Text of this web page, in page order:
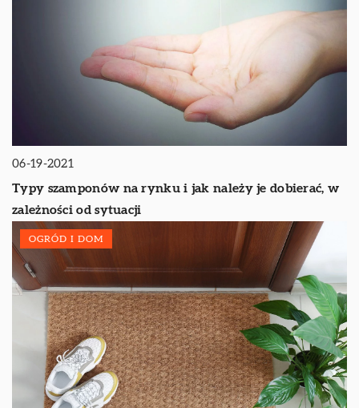
06-19-2021
Typy szamponów na rynku i jak należy je dobierać, w
zależności od sytuacji
OGRÓD I DOM